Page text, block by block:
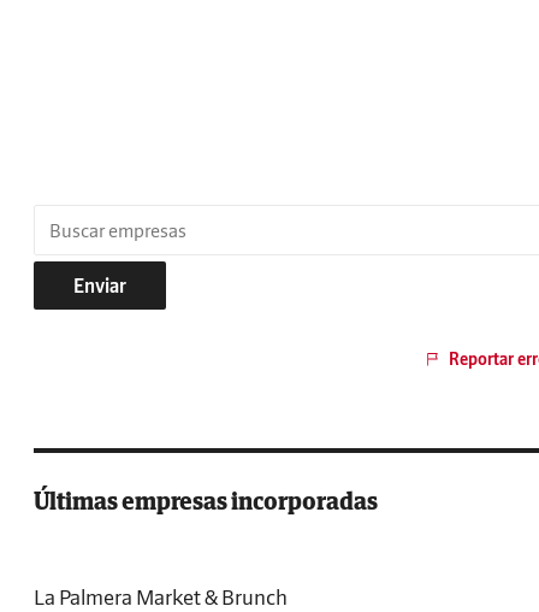
Enviar
Reportar
Últimas empresas incorporadas
La Palmera Market & Brunch